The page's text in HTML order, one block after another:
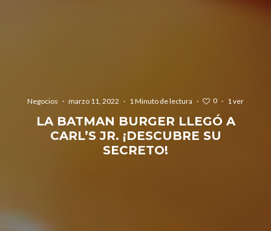
Negocios · marzo 11, 2022 · 1 Minuto de lectura · 0 · 1 ver
LA BATMAN BURGER LLEGÓ A
CARL’S JR. ¡DESCUBRE SU
SECRETO!